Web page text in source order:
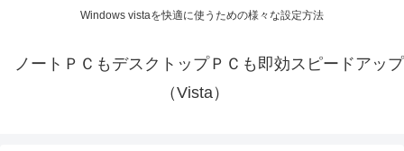
Windows vistaを快適に使うための様々な設定方法
ノートＰＣもデスクトップＰＣも即効スピードアップ
（Vista）